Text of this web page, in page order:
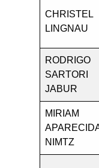
CHRISTEL
LINGNAU
RODRIGO
SARTORI
JABUR
MIRIAM
NIMTZ